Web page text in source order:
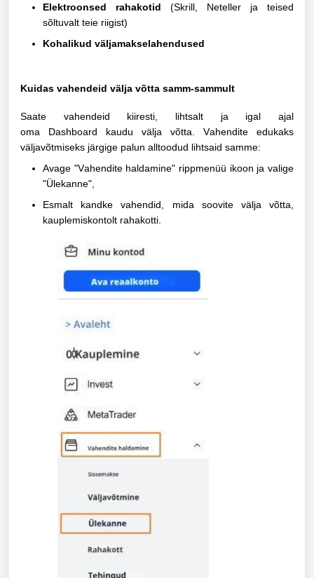
Elektroonsed rahakotid (Skrill, Neteller ja teised
sõltuvalt teie riigist)
Kohalikud väljamakselahendused
Kuidas vahendeid välja võtta samm-sammult
Saate vahendeid kiiresti, lihtsalt ja igal ajal
oma Dashboard kaudu välja võtta. Vahendite edukaks
väljavõtmiseks järgige palun alltoodud lihtsaid samme:
Avage "Vahendite haldamine" rippmenüü ikoon ja valige
"Ülekanne",
Esmalt kandke vahendid, mida soovite välja võtta,
kauplemiskontolt rahakotti.